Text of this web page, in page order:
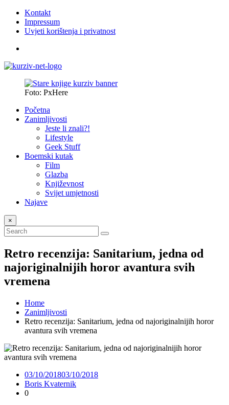
Kontakt
Impressum
Uvjeti korištenja i privatnost
Foto: PxHere
Početna
Zanimljivosti
Jeste li znali?!
Lifestyle
Geek Stuff
Boemski kutak
Film
Glazba
Književnost
Svijet umjetnosti
Najave
×
Retro recenzija: Sanitarium, jedna od
najoriginalnijih horor avantura svih
vremena
Home
Zanimljivosti
Retro recenzija: Sanitarium, jedna od najoriginalnijih horor
avantura svih vremena
03/10/201803/10/2018
Boris Kvaternik
0